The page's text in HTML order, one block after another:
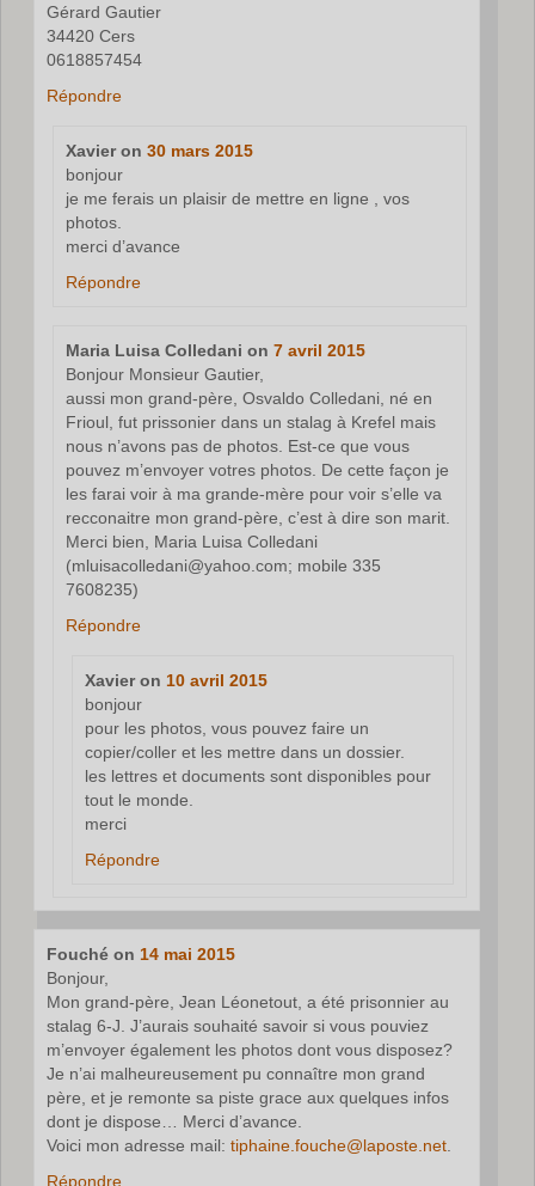
Gérard Gautier
34420 Cers
0618857454
Répondre
Xavieron 30 mars 2015
bonjour
je me ferais un plaisir de mettre en ligne , vos
photos.
merci d’avance
Répondre
Maria Luisa Colledani on 7 avril 2015
Bonjour Monsieur Gautier,
aussi mon grand-père, Osvaldo Colledani, né en
Frioul, fut prissonier dans un stalag à Krefel mais
nous n’avons pas de photos. Est-ce que vous
pouvez m’envoyer votres photos. De cette façon je
les farai voir à ma grande-mère pour voir s’elle va
recconaitre mon grand-père, c’est à dire son marit.
Merci bien, Maria Luisa Colledani
(mluisacolledani@yahoo.com; mobile 335
7608235)
Répondre
Xavieron 10 avril 2015
bonjour
pour les photos, vous pouvez faire un
copier/coller et les mettre dans un dossier.
les lettres et documents sont disponibles pour
tout le monde.
merci
Répondre
Fouché on 14 mai 2015
Bonjour,
Mon grand-père, Jean Léonetout, a été prisonnier au
stalag 6-J. J’aurais souhaité savoir si vous pouviez
m’envoyer également les photos dont vous disposez?
Je n’ai malheureusement pu connaître mon grand
père, et je remonte sa piste grace aux quelques infos
dont je dispose… Merci d’avance.
Voici mon adresse mail:tiphaine.fouche@laposte.net
Répondre